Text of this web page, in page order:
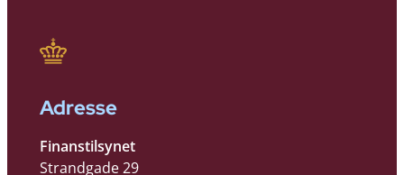
Adresse
Finanstilsynet
Strandgade 29